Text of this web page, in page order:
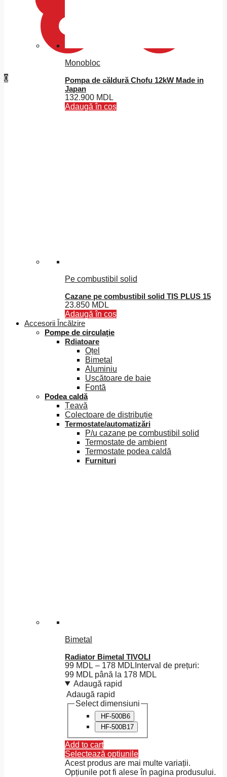
0
Monobloc
Pompa de căldură Chofu 12kW Made in
Japan
132.900 MDL
Adaugă în coș
Pe combustibil solid
Cazane pe combustibil solid TIS PLUS 15
23.850 MDL
Adaugă în coș
Accesorii Încălzire
Pompe de circulație
Rdiatoare
Oțel
Bimetal
Aluminiu
Uscătoare de baie
Fontă
Podea caldă
Țeavă
Colectoare de distribuție
Termostate/automatizări
P/u cazane pe combustibil solid
Termostate de ambient
Termostate podea caldă
Furnituri
Bimetal
Radiator Bimetal TIVOLI
99 MDL – 178 MDL Interval de prețuri:
99 MDL până la 178 MDL
Adaugă rapid
Adaugă rapid
Select dimensiuni
HF-500B6
HF-500B17
Add to cart
Selectează opțiunile
Acest produs are mai multe variații.
Opțiunile pot fi alese în pagina produsului.